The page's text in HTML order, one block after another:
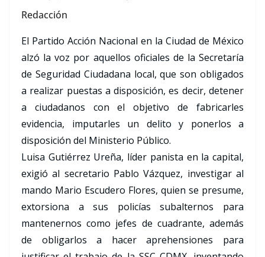
Redacción
El Partido Acción Nacional en la Ciudad de México
alzó la voz por aquellos oficiales de la Secretaría
de Seguridad Ciudadana local, que son obligados
a realizar puestas a disposición, es decir, detener
a ciudadanos con el objetivo de fabricarles
evidencia, imputarles un delito y ponerlos a
disposición del Ministerio Público.
Luisa Gutiérrez Ureña, líder panista en la capital,
exigió al secretario Pablo Vázquez, investigar al
mando Mario Escudero Flores, quien se presume,
extorsiona a sus policías subalternos para
mantenernos como jefes de cuadrante, además
de obligarlos a hacer aprehensiones para